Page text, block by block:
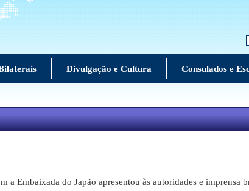
Divulgação e Cultura Consulados e
do Japão apresentou às autoridades e imprensa